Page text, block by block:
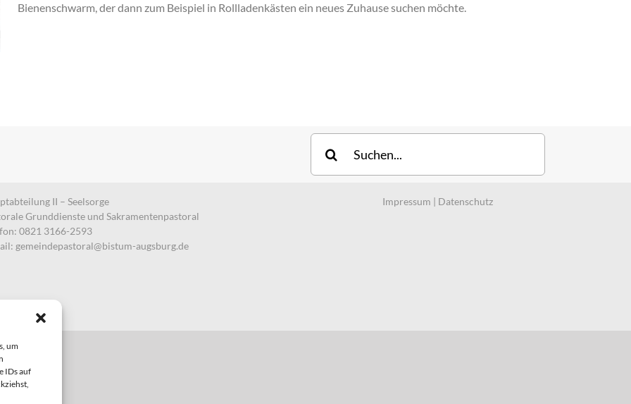
um
IDs auf
Bienenschwarm, der dann zum Beispiel in Rollladenkästen ein neues Zuhause suchen möchte.
Suche
nach:
II – Seelsorge
Grunddienste und Sakramentenpastoral
0821 3166-2593
gemeindepastoral@bistum-augsburg.de
Impressum | Datenschutz